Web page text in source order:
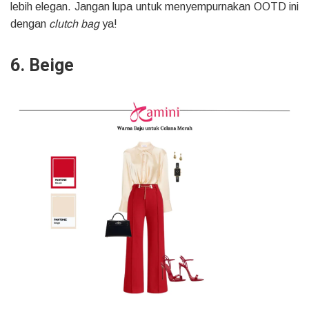
lebih elegan. Jangan lupa untuk menyempurnakan OOTD ini
dengan clutch bagya!
6. Beige